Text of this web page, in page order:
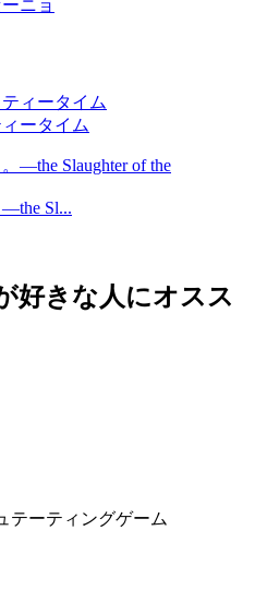
ニョ
ータイム
Sl...
好きな人にオスス
テーティングゲーム